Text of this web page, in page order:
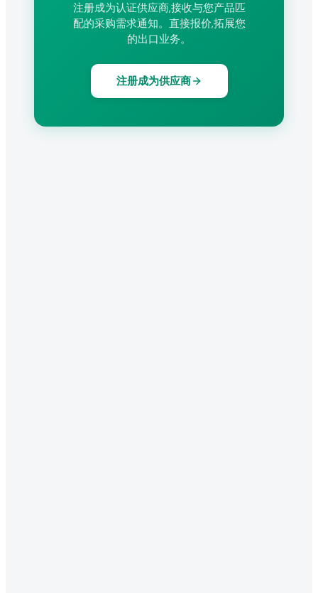
注册成为认证供应商,接收与您产品匹
配的采购需求通知。直接报价,拓展您
的出口业务。
注册成为供应商